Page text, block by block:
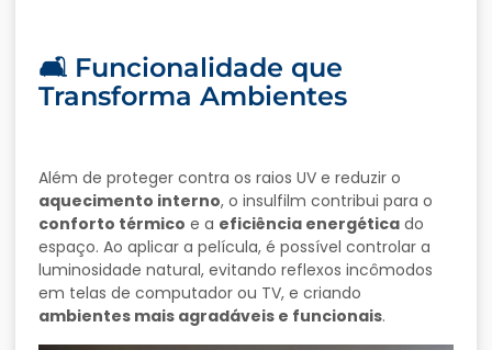
🛋️ Funcionalidade que
Transforma Ambientes
Além de proteger contra os raios UV e reduzir o
aquecimento interno, o insulfilm contribui para o
conforto térmico e a eficiência energética do
espaço. Ao aplicar a película, é possível controlar a
luminosidade natural, evitando reflexos incômodos
em telas de computador ou TV, e criando
ambientes mais agradáveis e funcionais.